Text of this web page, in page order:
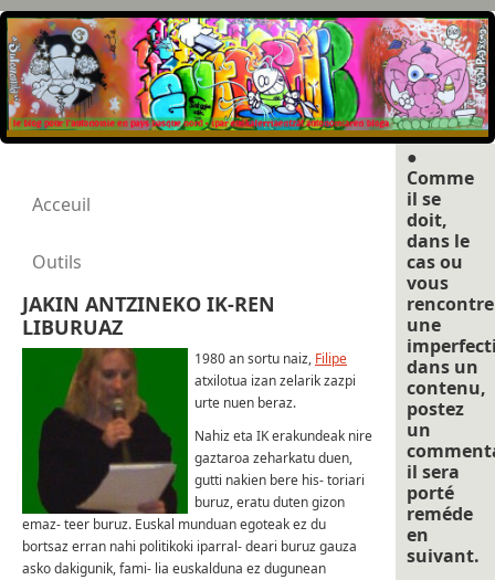
Acceuil
Outils
JAKIN ANTZINEKO IK-REN
LIBURUAZ
1980 an sortu naiz, Filipe
atxilotua izan zelarik zazpi
urte nuen beraz.
Nahiz eta IK erakundeak nire
gaztaroa zeharkatu duen,
gutti nakien bere his- toriari
buruz, eratu duten gizon
emaz- teer buruz. Euskal munduan egoteak ez du
bortsaz erran nahi politikoki iparral- deari buruz gauza
asko dakigunik, fami- lia euskalduna ez dugunean
●
Comme
il se
doit,
dans le
cas ou
vous
une
dans un
contenu,
postez
un
il sera
porté
reméde
en
suivant.